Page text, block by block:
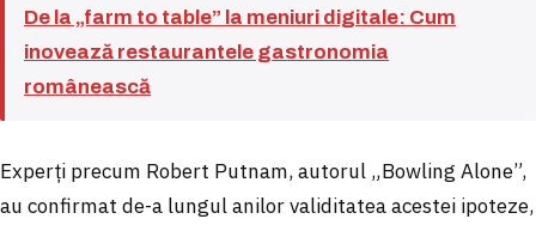
De la „farm to table” la meniuri digitale: Cum
inovează restaurantele gastronomia
românească
Experți precum Robert Putnam, autorul „Bowling Alone”,
au confirmat de-a lungul anilor validitatea acestei ipoteze,